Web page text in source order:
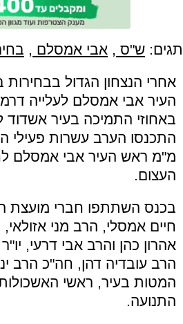
תגים: ש"ס , אבי אמסלם ,
אחרי הנצחון הגדול בבחירות
העיר אבי אמסלם לעלייה
באחוזי התמיכה בעיר
התכנסו הערב עשרות פעילי
מ"מ ראש העיר אבי אמסלם
העצום.
בכנס השתתפו חברי מועצת
חיים אמסלי, הרב מני
אהרון כהן והרב אבי דרעי, יו"
הרב עובדיה דהן, חה"כ הרב
המטות בעיר, ראשי האשכולות,
התנועה.